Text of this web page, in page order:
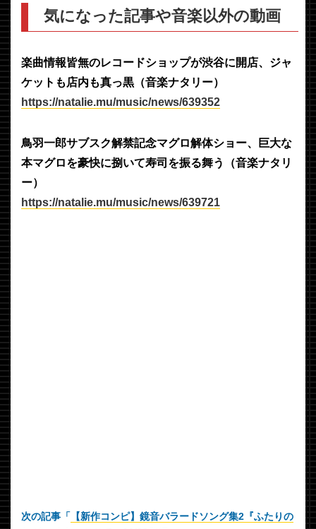
気になった記事や音楽以外の動画
楽曲情報皆無のレコードショップが渋谷に開店、ジャ
ケットも店内も真っ黒（音楽ナタリー）
https://natalie.mu/music/news/639352
鳥羽一郎サブスク解禁記念マグロ解体ショー、巨大な
本マグロを豪快に捌いて寿司を振る舞う（音楽ナタリ
ー）
https://natalie.mu/music/news/639721
次の記事「 【新作コンピ】鏡音バラードソング集2『ふたりの